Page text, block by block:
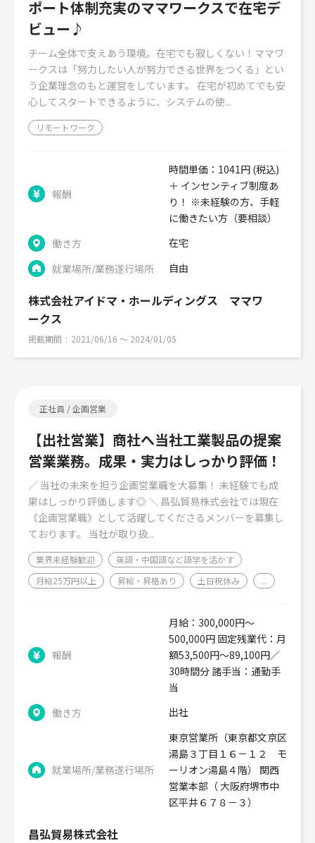
ポート体制充実のママワークスで在宅デ
ビュー♪
チーム全体で支えあう環境。在宅でも寂しくない！ママワ
ークスは「努力したい人が努力できる世界をつくる」とい
う企業理念のもと運営をしています。 在宅が初めてでも安
心してスタートできるように、システムの使...
リモートワーク
報酬
時間単価：1041円 (税込)
＋ インセンティブ制度あ
り！ ※未経験の方、手軽
に働きたい方（要相談）
働き方
在宅
就業場所/業務遂行場所
自由
株式会社アイドマ・ホールディングス ママワ
ークス
掲載期間 2021/06/16 〜 2024/01/05
正社員 / 企画営業
【出社営業】商社へ当社工業製品の提案
営業業務。成果・実力はしっかり評価！
／ 当社の未来を担う企画営業職を大募集！ 未経験でも成
果はしっかり評価します◎ ＼ 昌弘貿易株式会社では現在
《企画営業職》として活躍してくださるメンバーを募集し
ております。 当社が取り扱...
業界未経験歓迎
英語・中国語など語学を活かす
月給25万円以上
昇給・昇格あり 土日祝休み ...
報酬
月給：300,000円～
500,000円 固定残業代：月
額53,500円～89,100円／
30時間分 諸手当：通勤手
当
働き方
出社
就業場所/業務遂行場所
東京営業所（東京都文京区
湯島３丁目１６－１２ モ
ーリオン湯島４階） 関西
営業本部（ 大阪府堺市中
区平井６７８－３）
昌弘貿易株式会社